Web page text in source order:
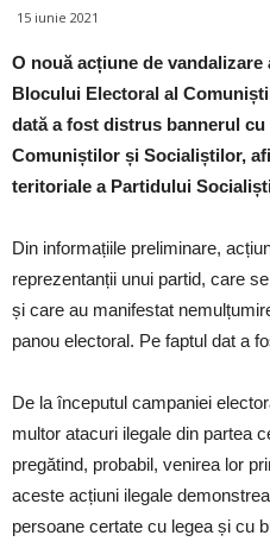
15 iunie 2021
O nouă acțiune de
Blocului Electoral al
dată a fost distrus bannerul
Comuniștilor și Socialiștilor,
teritoriale a Partidului
Din informațiile preliminare,
reprezentanții unui partid, care
și care au manifestat
panou electoral. Pe faptul dat a
De la începutul campaniei
multor atacuri ilegale din partea
pregătind, probabil, venirea lor
aceste acțiuni ilegale
persoane certate cu legea și cu